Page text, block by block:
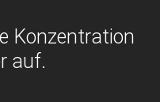
Konzentration
auf.